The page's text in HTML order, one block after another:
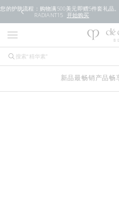
免基本邮费优惠 + 获赠试用装
费2日送达服务。
新品最畅销产品畅